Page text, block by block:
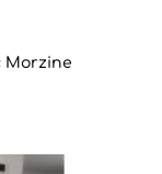
Morzine